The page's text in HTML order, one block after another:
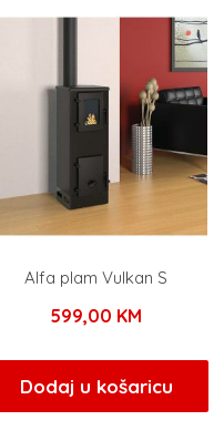
Alfa plam Vulkan S
599,00 KM
Dodaj u košaricu